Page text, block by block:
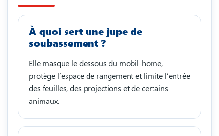
À quoi sert une jupe de
soubassement ?
Elle masque le dessous du mobil-home,
protège l’espace de rangement et limite l’entrée
des feuilles, des projections et de certains
animaux.